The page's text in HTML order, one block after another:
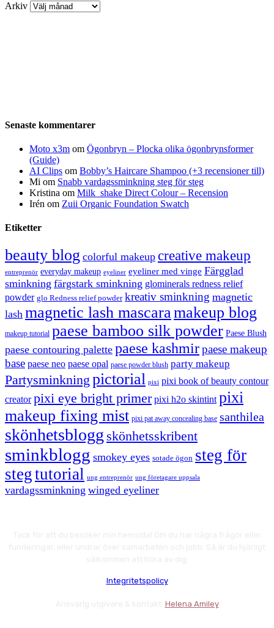
Arkiv
Senaste kommentarer
Moto x3m om Ögonbryn – Plocka olika ögonbrynsformer
(Guide)
AI Clips om Bobby’s Haircare Shampoo (+3 recensioner till)
Mi om Snabb vardagssminkning steg för steg
Kristina om Milk_shake Direct Colour – Recension
Irén om Zuii Organic Foundation Swatch
Etiketter
beauty blog colorful makeup creative makeup
entreprenör everyday makeup eyeliner eyeliner med vinge Färgglad
sminkning färgstark sminkning glominerals redness relief
powder glo Redness relief powder kreativ sminkning magnetic
lash magnetic lash mascaramakeup blog
makeup tutorial paese bamboo silk powder Paese Blush
paese contouring palette paese kashmirpaese makeup
base paese neo paese opal paese powder blush party makeup
Partysminkning pictorial pixi pixi book of beauty contour
creator pixi eye bright primer pixi h2o skintint pixi
makeup fixing mist pixi pat away concealing base santhilea
skönhetsblogg skönhetsskribent
sminkblogg smokey eyes sotade ögon steg för
stegtutorial ung entreprenör ung företagare uppsala
vardagssminkning winged eyeliner
Integritetspolicy
Helena Amiley